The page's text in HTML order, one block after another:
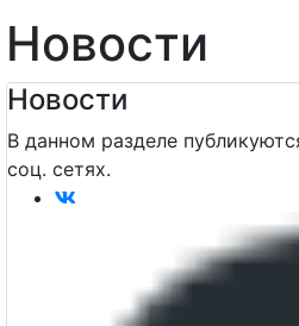
Новости
Новости
В данном разделе
соц. сетях.